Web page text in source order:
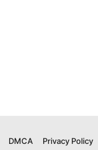
DMCA
Privacy Policy